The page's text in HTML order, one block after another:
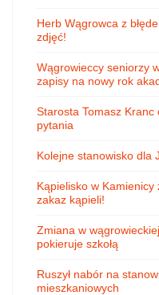
Herb Wągrowca z
zdjęć!
Wągrowieccy seniorzy
zapisy na nowy rok
Starosta Tomasz
pytania
Kolejne stanowisko dla
Kąpielisko w
zakaz kąpieli!
Zmiana w
pokieruje szkołą
Ruszył nabór na
mieszkaniowych